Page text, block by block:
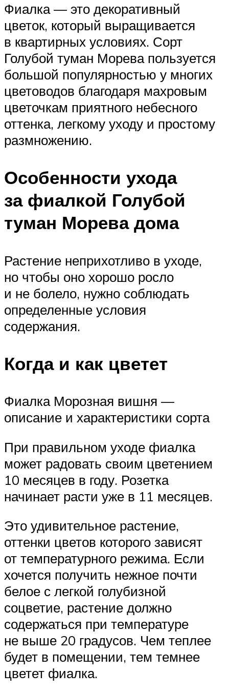
Фиалка — это декоративный
цветок, который выращивается
в квартирных условиях. Сорт
Голубой туман Морева пользуется
большой популярностью у многих
цветоводов благодаря махровым
цветочкам приятного небесного
оттенка, легкому уходу и простому
размножению.
Особенности ухода
за фиалкой Голубой
туман Морева дома
Растение неприхотливо в уходе,
но чтобы оно хорошо росло
и не болело, нужно соблюдать
определенные условия
содержания.
Когда и как цветет
Фиалка Морозная вишня —
описание и характеристики сорта
При правильном уходе фиалка
может радовать своим цветением
10 месяцев в году. Розетка
начинает расти уже в 11 месяцев.
Это удивительное растение,
оттенки цветов которого зависят
от температурного режима. Если
хочется получить нежное почти
белое с легкой голубизной
соцветие, растение должно
содержаться при температуре
не выше 20 градусов. Чем теплее
будет в помещении, тем темнее
цветет фиалка.